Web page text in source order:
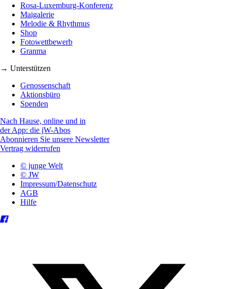
Rosa-Luxemburg-Konferenz
Maigalerie
Melodie & Rhythmus
Shop
Fotowettbewerb
Granma
→ Unterstützen
Genossenschaft
Aktionsbüro
Spenden
Nach Hause, online und in
der App: die jW-Abos
Abonnieren Sie unsere Newsletter
Vertrag widerrufen
© junge Welt
© JW
Impressum/Datenschutz
AGB
Hilfe